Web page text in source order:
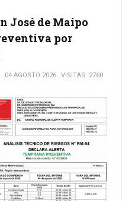
José de Maipo
por
04 AGOSTO 2026 VISITAS: 2760